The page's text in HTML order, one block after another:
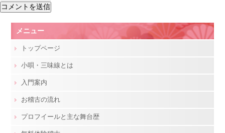
メニュー
トップページ
小唄・三味線とは
入門案内
お稽古の流れ
プロフイールと主な舞台歴